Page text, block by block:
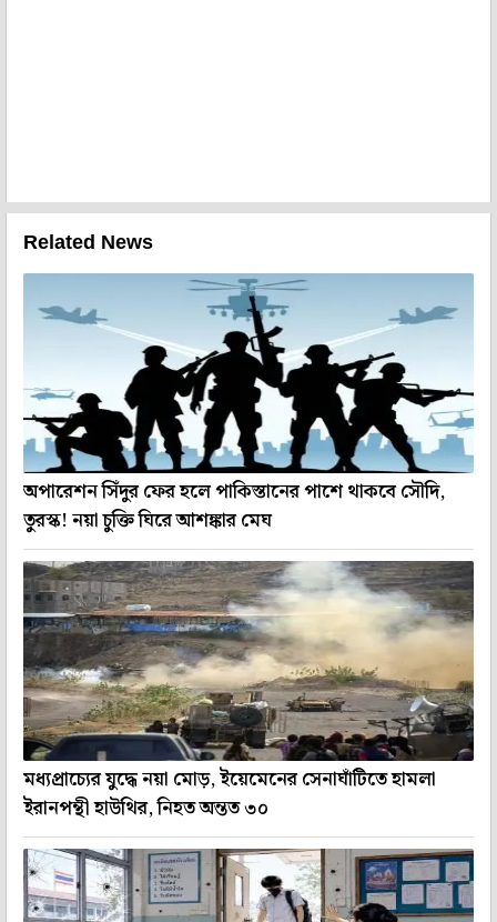
Related News
অপারেশন সিঁদুর ফের হলে পাকিস্তানের পাশে থাকবে সৌদি,
তুরস্ক! নয়া চুক্তি ঘিরে আশঙ্কার মেঘ
মধ্যপ্রাচ্যের যুদ্ধে নয়া মোড়, ইয়েমেনের সেনাঘাঁটিতে হামলা
ইরানপন্থী হাউথির, নিহত অন্তত ৩০